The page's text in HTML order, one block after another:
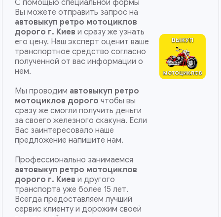
С помощью специальной формы
Вы можете отправить запрос на
автовыкуп ретро мотоциклов
дорого г. Киев и сразу же узнать
его цену. Наш эксперт оценит ваше
транспортное средство согласно
полученной от вас информации о
нем.
Мы проводим автовыкуп ретро
мотоциклов дорого чтобы вы
сразу же смогли получить деньги
за своего железного скакуна. Если
Вас заинтересовало наше
предложение напишите нам.
Профессионально занимаемся
автовыкуп ретро мотоциклов
дорого г. Киеви другого
транспорта уже более 15 лет.
Всегда предоставляем лучший
сервис клиенту и дорожим своей